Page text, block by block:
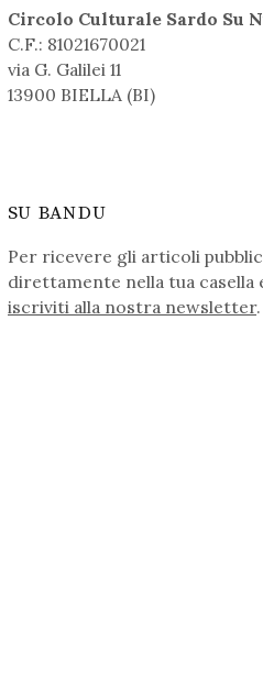
Circolo Culturale Sardo Su
C.F.: 81021670021
via G. Galilei 11
13900 BIELLA (BI)
SU BANDU
Per ricevere gli articoli
direttamente nella tua casella
iscriviti alla nostra newsletter.